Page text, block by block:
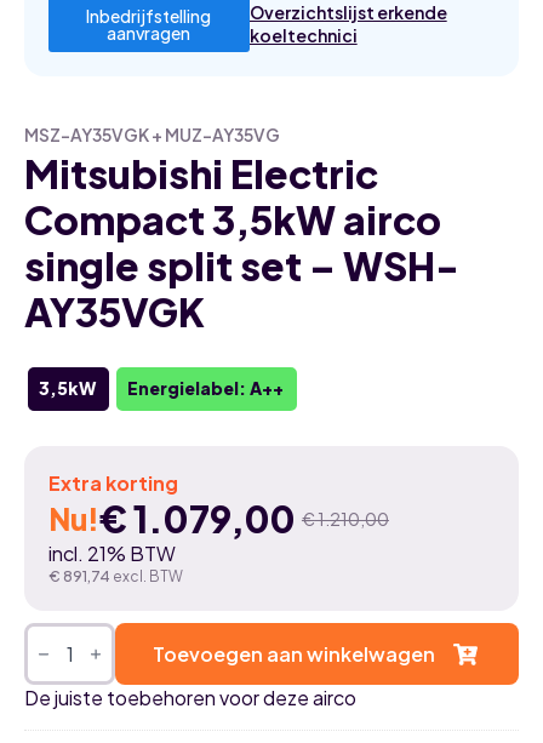
Inbedrijfstelling
aanvragen
Overzichtslijst erkende
koeltechnici
MSZ-AY35VGK + MUZ-AY35VG
Mitsubishi Electric
Compact 3,5kW airco
single split set – WSH-
AY35VGK
3,5kW Energielabel: A++
Extra korting
Nu! €1.210,00
Oorspronkelijke
prijs
was:
€ 1.210,00.
€1.079,00
Huidige
prijs
is:
€ 1.079,00.
incl. 21% BTW
€ 891,74 excl. BTW
Mitsubishi
Electric
Compact
3,5kW
airco
single
Toevoegen aan winkelwagen
De juiste toebehoren voor deze airco